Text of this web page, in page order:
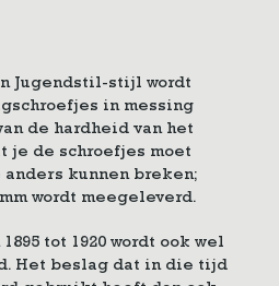
Jugendstil-stijl wordt
in messing
de hardheid van het
je de schroefjes moet
anders kunnen breken;
wordt meegeleverd.
tot 1920 wordt ook wel
Het beslag dat in die tijd